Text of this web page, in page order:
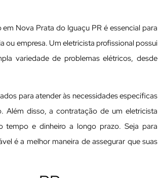
Nova Prata do Iguaçu PR é essencial para
ou empresa. Um eletricista profissional possui
variedade de problemas elétricos, desde
para atender às necessidades específicas
Além disso, a contratação de um eletricista
tempo e dinheiro a longo prazo. Seja para
é a melhor maneira de assegurar que suas